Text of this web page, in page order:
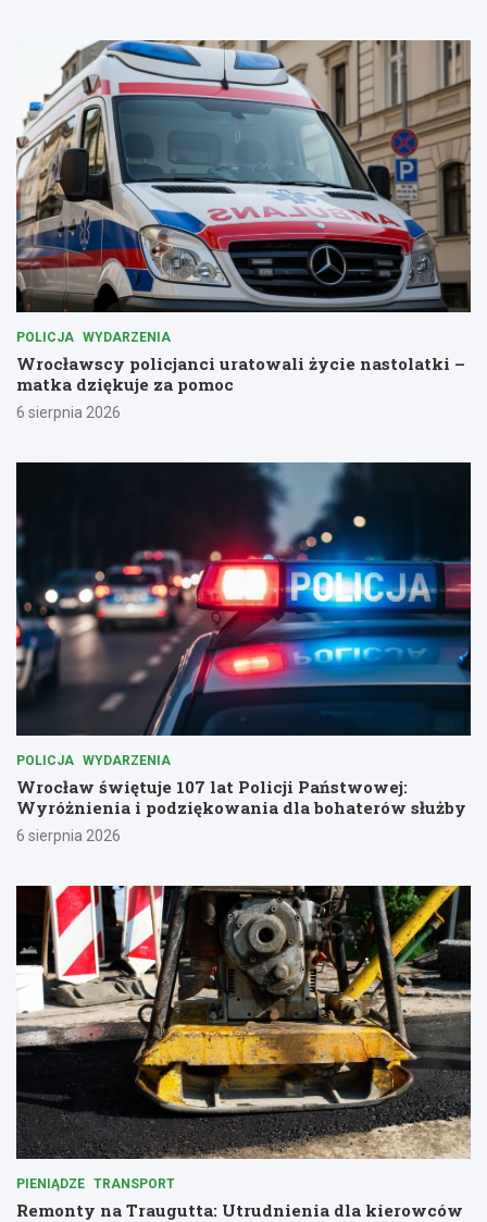
POLICJA WYDARZENIA
Wrocławscy policjanci uratowali życie nastolatki –
matka dziękuje za pomoc
6 sierpnia 2026
POLICJA WYDARZENIA
Wrocław świętuje 107 lat Policji Państwowej:
Wyróżnienia i podziękowania dla bohaterów służby
6 sierpnia 2026
PIENIĄDZE TRANSPORT
Remonty na Traugutta: Utrudnienia dla kierowców